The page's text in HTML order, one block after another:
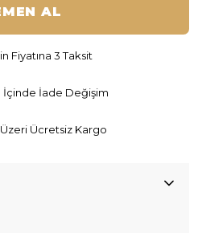
AL
Fiyatına 3 Taksit
İçinde İade Değişim
Ücretsiz Kargo